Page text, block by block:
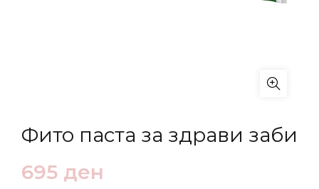
Фито паста за здрави заби
695 ден